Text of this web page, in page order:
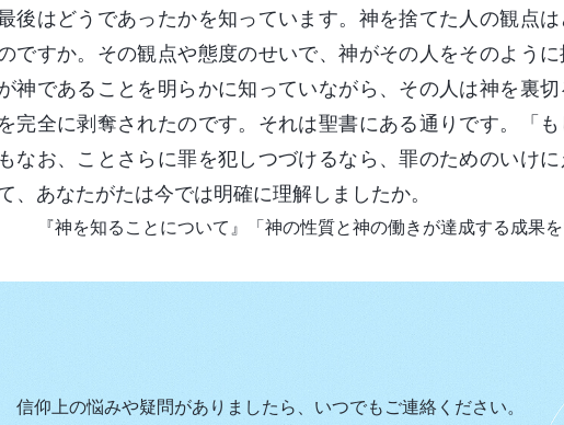
後はどうであったかを知っています。神を捨てた人の観点
ですか。その観点や態度のせいで、神がその人をそのよう
神であることを明らかに知っていながら、その人は神を裏
完全に剥奪されたのです。それは聖書にある通りです。「
なお、ことさらに罪を犯しつづけるなら、罪のためのいけ
、あなたがたは今では明確に理解しましたか。
『神を知ることについて』「神の性質と神の働きが達成する成果
信仰上の悩みや疑問がありましたら、いつでもご連絡ください。